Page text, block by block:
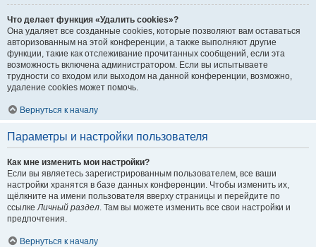
Что делает функция «Удалить cookies»?
Она удаляет все созданные cookies, которые позволяют вам оставаться
авторизованным на этой конференции, а также выполняют другие
функции, такие как отслеживание прочитанных сообщений, если эта
возможность включена администратором. Если вы испытываете
трудности со входом или выходом на данной конференции, возможно,
удаление cookies может помочь.
Вернуться к началу
Параметры и настройки пользователя
Как мне изменить мои настройки?
Если вы являетесь зарегистрированным пользователем, все ваши
настройки хранятся в базе данных конференции. Чтобы изменить их,
щёлкните на имени пользователя вверху страницы и перейдите по
ссылкеЛичный раздел. Там вы можете изменить все свои настройки и
предпочтения.
Вернуться к началу